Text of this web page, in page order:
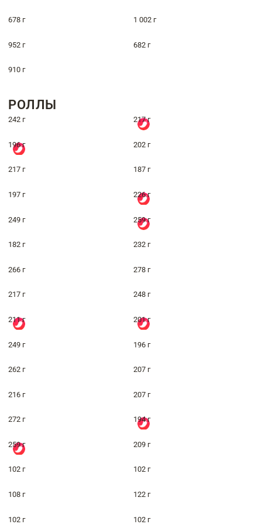
678 г 1 002 г
952 г 682 г
910 г
РОЛЛЫ
242 г 217 г
196 г 202 г
217 г 187 г
197 г 226 г
249 г 259 г
182 г 232 г
266 г 278 г
217 г 248 г
211 г 201 г
249 г 196 г
262 г 207 г
216 г 207 г
272 г 194 г
259 г 209 г
102 г 102 г
108 г 122 г
102 г 102 г